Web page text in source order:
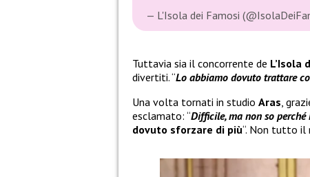
— L'Isola dei Famosi
Tuttavia sia il concorrente de L’Isola
divertiti. “Lo abbiamo dovuto trattare
Una volta tornati in studio Aras ,
esclamato: “Difficile, ma non so
dovuto sforzare di più“. Non tutto il